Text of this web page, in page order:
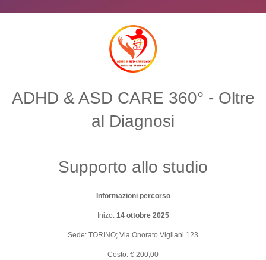
ADHD & ASD CARE 360° - Oltre
al Diagnosi
Supporto allo studio
Informazioni percorso
Inizo:14 ottobre 2025
Sede: TORINO; Via Onorato Vigliani 123
Costo: € 200,00